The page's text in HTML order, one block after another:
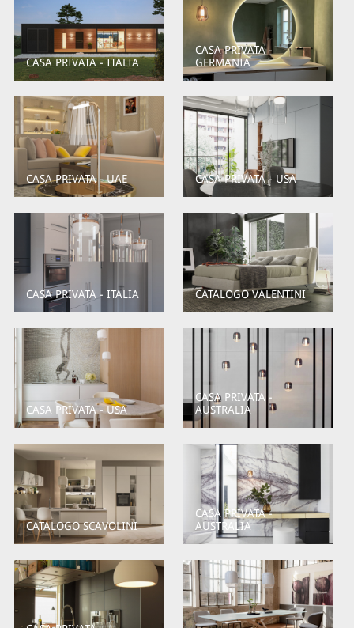
CASA PRIVATA - ITALIA
CASA PRIVATA -
GERMANIA
CASA PRIVATA - UAE CASA PRIVATA - USA
CASA PRIVATA - ITALIA CATALOGO VALENTINI
CASA PRIVATA - USA
CASA PRIVATA -
AUSTRALIA
CATALOGO SCAVOLINI
CASA PRIVATA -
AUSTRALIA